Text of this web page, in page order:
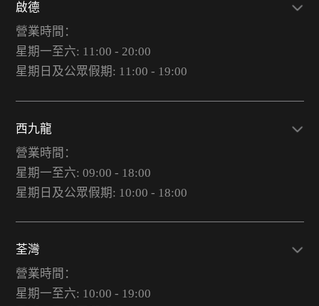
啟德
營業時間：
星期一至六: 11:00 - 20:00
星期日及公眾假期: 11:00 - 19:00
西九龍
營業時間：
星期一至六: 09:00 - 18:00
星期日及公眾假期: 10:00 - 18:00
荃灣
營業時間：
星期一至六: 10:00 - 19:00